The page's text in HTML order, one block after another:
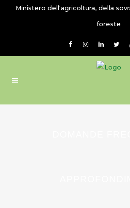
Ministero dell'agricoltura, della
foreste